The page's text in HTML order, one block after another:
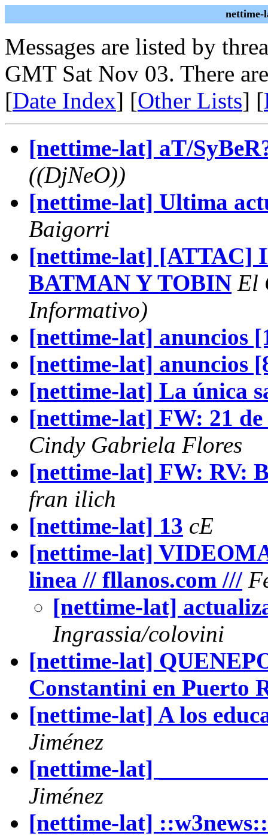
nettime-
Messages are listed by
GMT Sat Nov 03. There
[Date Index] [Other Lists] [
[nettime-lat] aT/
((DjNeO))
[nettime-lat] Ultima
Baigorri
[nettime-lat] [ATTAC]
BATMAN Y TOBIN El
Informativo)
[nettime-lat] anuncios
[nettime-lat] anuncios
[nettime-lat] La única
[nettime-lat] FW: 21
Cindy Gabriela Flores
[nettime-lat] FW: RV:
fran ilich
[nettime-lat] 13 cE
[nettime-lat]
linea // fllanos.com ///
[nettime-lat]
Ingrassia/colovini
[nettime-lat]
Constantini en Puerto
[nettime-lat] A los
Jiménez
[nettime-lat]
Jiménez
[nettime-lat]